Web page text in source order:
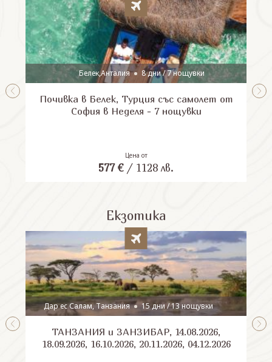
Белек,Анталия 8 дни / 7 нощувки
Почивка в Белек, Турция със самолет от
София в Неделя - 7 нощувки
Цена от
577 €/ 1128 лв.
Екзотика
Дар ес Салам, Танзания 15 дни / 13 нощувки
ТАНЗАНИЯ и ЗАНЗИБАР, 14.08.2026,
18.09.2026, 16.10.2026, 20.11.2026, 04.12.2026